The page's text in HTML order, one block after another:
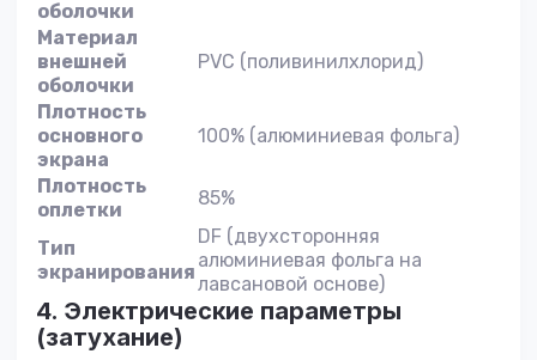
оболочки
Материал
внешней
оболочки
PVC (поливинилхлорид)
Плотность
основного
экрана
100% (алюминиевая фольга)
Плотность
оплетки
85%
Тип
экранирования
DF (двухсторонняя
алюминиевая фольга на
лавсановой основе)
4. Электрические параметры
(затухание)